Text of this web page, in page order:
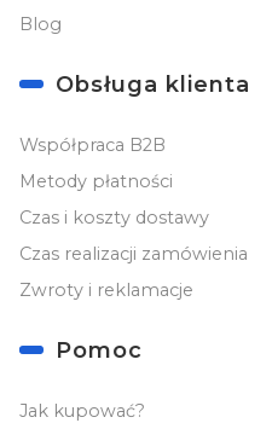
Blog
Obsługa klienta
Współpraca B2B
Metody płatności
Czas i koszty dostawy
Czas realizacji zamówienia
Zwroty i reklamacje
Pomoc
Jak kupować?